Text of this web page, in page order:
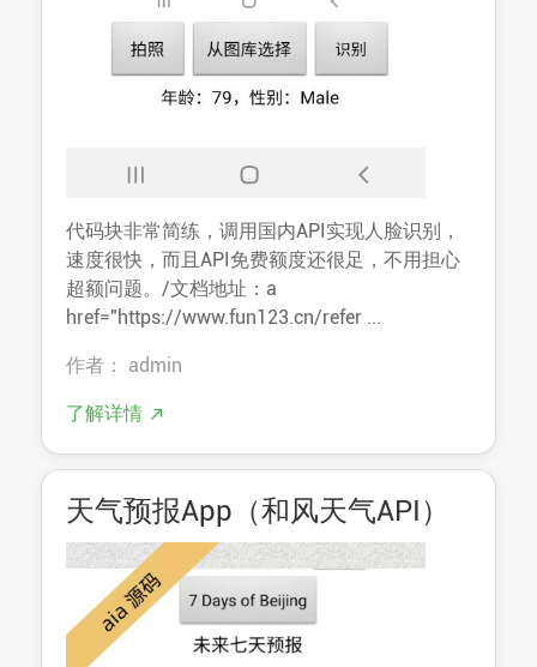
代码块非常简练，调用国内API实现人脸识别，
速度很快，而且API免费额度还很足，不用担心
超额问题。/文档地址：a
href="https://www.fun123.cn/refer ...
作者： admin
了解详情
天气预报App（和风天气API）